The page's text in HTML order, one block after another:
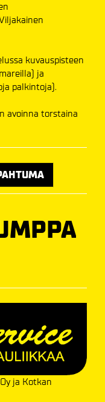
kuvauspisteen
ja
palkintoja).
avoinna torstaina
ja Kotkan